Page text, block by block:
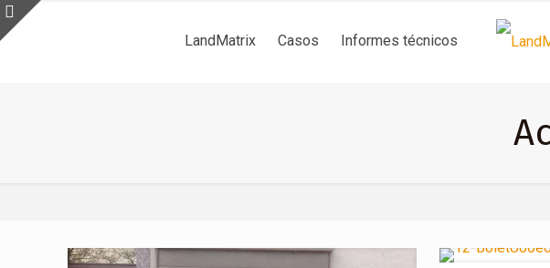
LandMatrix Casos Informes técnicos